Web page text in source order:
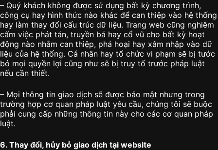
– Quý khách không được sử dụng bất kỳ chương trình,
công cụ hay hình thức nào khác để can thiệp vào hệ thống
hay làm thay đổi cấu trúc dữ liệu. Trang web cũng nghiêm
cấm việc phát tán, truyền bá hay cổ vũ cho bất kỳ hoạt
động nào nhằm can thiệp, phá hoại hay xâm nhập vào dữ
liệu của hệ thống. Cá nhân hay tổ chức vi phạm sẽ bị tước
bỏ mọi quyền lợi cũng như sẽ bị truy tố trước pháp luật
nếu cần thiết.
– Mọi thông tin giao dịch sẽ được bảo mật nhưng trong
trường hợp cơ quan pháp luật yêu cầu, chúng tôi sẽ buộc
phải cung cấp những thông tin này cho các cơ quan pháp
luật.
6. Thay đổi, hủy bỏ giao dịch tại website